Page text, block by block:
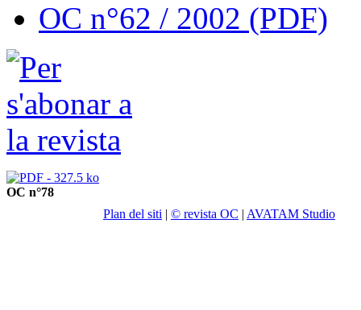
OC n°62 / 2002 (PDF)
OC n°78
Plan del siti | © revista OC | AVATAM Studio